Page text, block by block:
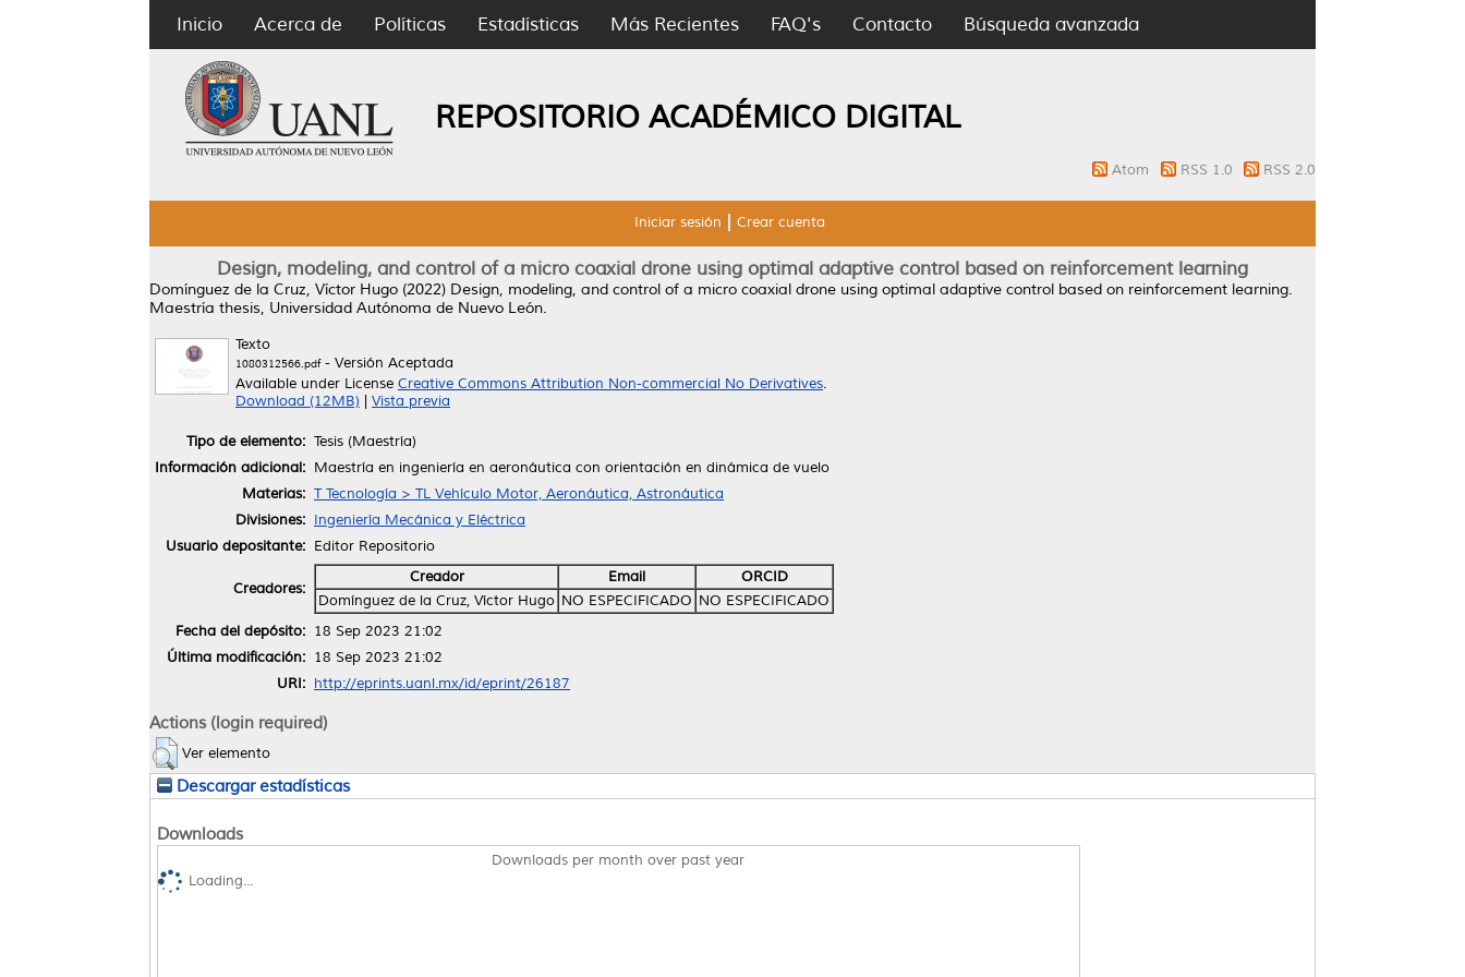
Inicio Acerca de Políticas Estadísticas Más Recientes FAQ's Contacto Búsqueda avanzada
REPOSITORIO ACADÉMICO DIGITAL
Atom RSS 1.0 RSS 2.0
Iniciar sesión Crear cuenta
Design, modeling, and control of a micro coaxial drone using optimal adaptive control based on reinforcement learning
Domínguez de la Cruz, Víctor Hugo (2022) Design, modeling, and control of a micro coaxial drone using optimal adaptive control based on reinforcement learning.
Maestría thesis, Universidad Autónoma de Nuevo León.
Texto
1080312566.pdf- Versión Aceptada
Available under License Creative Commons Attribution Non-commercial No Derivatives.
Download (12MB)
Vista previa
Tipo de elemento: Tesis (Maestría)
Información adicional: Maestría en ingeniería en aeronáutica con orientación en dinámica de vuelo
Materias: T Tecnología > TL Vehículo Motor, Aeronáutica, Astronáutica
Divisiones: Ingeniería Mecánica y Eléctrica
Usuario depositante: Editor Repositorio
Creadores:
Creador Email
ORCID
Domínguez de la Cruz, Víctor Hugo NO ESPECIFICADO NO ESPECIFICADO
Fecha del depósito: 18 Sep 2023 21:02
Última modificación: 18 Sep 2023 21:02
URI: http://eprints.uanl.mx/id/eprint/26187
Actions (login required)
Ver elemento
Descargar estadísticas
Downloads
Downloads per month over past year
Loading...